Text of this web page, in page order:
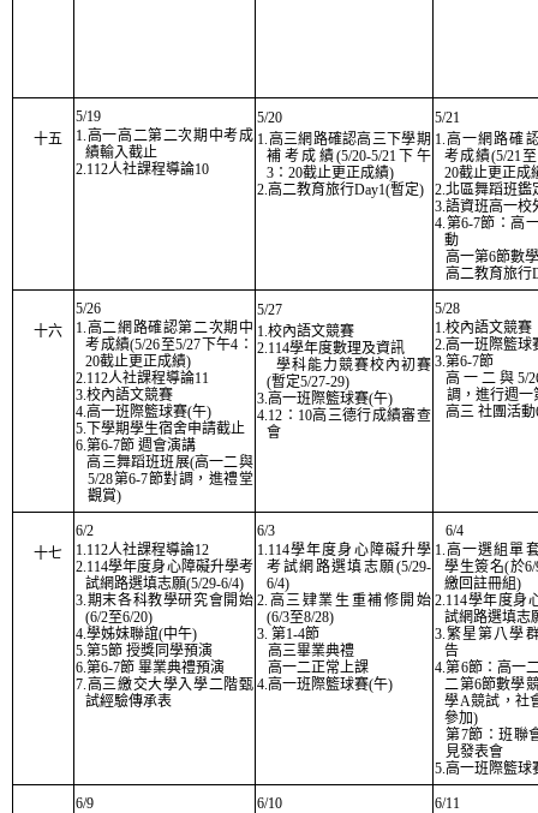
十五
5/19
1.高一高二第二次期中考成
績輸入截止
2.112人社課程導論10
5/20
1.高三網路確認高三下學期
補考成績(5/20-5/21下午
3：20截止更正成績)
2.高二教育旅行Day1(暫定)
5/21
1.高一網路確
考成績(5/21
20截止更正成
2.北區舞蹈班鑑
3.語資班高一校
4.第6-7節：高
動
高一第6節數
高二教育旅行
十六
5/26
1.高二網路確認第二次期中
考成績(5/26至5/27下午4：
20截止更正成績)
2.112人社課程導論11
3.校內語文競賽
4.高一班際籃球賽(午)
5.下學期學生宿舍申請截止
6.第6-7節 週會演講
高三舞蹈班班展(高一二與
5/28第6-7節對調，進禮堂
觀賞)
5/27
1.校內語文競賽
2.114學年度數理及資訊
學科能力競賽校內初賽
(暫定5/27-29)
3.高一班際籃球賽(午)
4.12：10高三德行成績審查
會
5/28
1.校內語文競賽
2.高一班際籃球
3.第6-7節
高一二與5/
調，進行週一
高三 社團活動
十七
6/2
1.112人社課程導論12
2.114學年度身心障礙升學考
試網路選填志願(5/29-6/4)
3.期末各科教學研究會開始
(6/2至6/20)
4.學姊妹聯誼(中午)
5.第5節 授獎同學預演
6.第6-7節 畢業典禮預演
7.高三繳交大學入學二階甄
試經驗傳承表
6/3
1.114學年度身心障礙升學
考試網路選填志願(5/29-
6/4)
2.高三肄業生重補修開始
(6/3至8/28)
3. 第1-4節
高三畢業典禮
高一二正常上課
4.高一班際籃球賽(午)
6/4
1.高一選組單
學生簽名(於
繳回註冊組)
2.114學年度身
試網路選填志
3.繁星第八學
告
4.第6節：高一
二第6節數學
學A競試，社
參加)
第7節：班聯
見發表會
5.高一班際籃球
6/9
6/10
6/11